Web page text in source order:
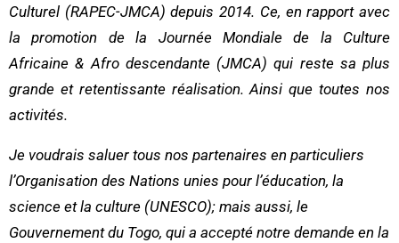
Culturel (RAPEC-JMCA) depuis 2014. Ce, en rapport avec
la promotion de la Journée Mondiale de la Culture
Africaine & Afro descendante (JMCA) qui reste sa plus
grande et retentissante réalisation. Ainsi que toutes nos
activités.
Je voudrais saluer tous nos partenaires en particuliers
l’Organisation des Nations unies pour l’éducation, la
science et la culture (UNESCO); mais aussi, le
Gouvernement du Togo, qui a accepté notre demande en la